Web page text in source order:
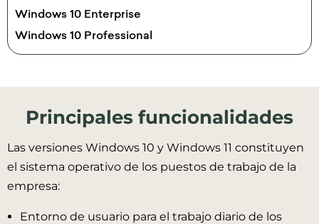
Windows 10 Enterprise
Windows 10 Professional
Principales funcionalidades
Las versiones Windows 10 y Windows 11 constituyen
el sistema operativo de los puestos de trabajo de la
empresa:
Entorno de usuario para el trabajo diario de los